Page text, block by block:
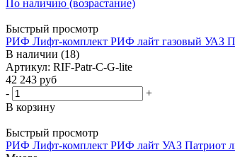
По наличию (возрастание)
Быстрый просмотр
РИФ Лифт-комплект РИФ лайт газовый УАЗ
В наличии (18)
Артикул: RIF-Patr-C-G-lite
42 243 руб
-
+
В корзину
Быстрый просмотр
РИФ Лифт-комплект РИФ лайт УАЗ Патриот